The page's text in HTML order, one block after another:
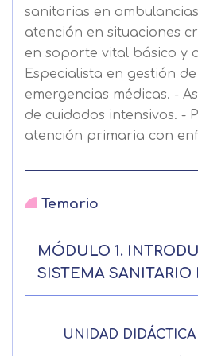
sanitarias en
atención en situaciones
en soporte vital básico y
Especialista en gestión
emergencias médicas. -
de cuidados intensivos. -
atención primaria con
Temario
MÓDULO 1.
SISTEMA SANITARIO
UNIDAD DIDÁCTICA
Solicitar
Solicitar
Apellidos
Telefono